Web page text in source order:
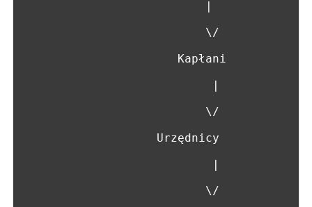
                          \/
                      Kapłani
                          \/
                   Urzędnicy
                          \/